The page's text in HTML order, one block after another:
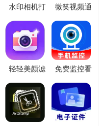
水印相机打
像记录工具)
微笑视频通
(视频美颜修
图软件)
轻轻美颜滤
拍照工具)
免费监控看
手机版